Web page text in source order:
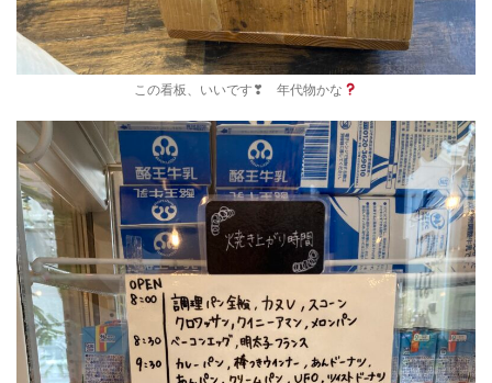
この看板、いいです❣ 年代物かな